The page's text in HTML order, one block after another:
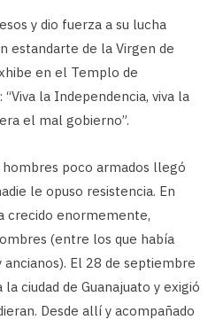
y dio fuerza a su lucha
estandarte de la Virgen de
en el Templo de
la Independencia, viva la
el mal gobierno”.
poco armados llegó
le opuso resistencia. En
crecido enormemente,
(entre los que había
ancianos). El 28 de septiembre
ciudad de Guanajuato y exigió
Desde allí y acompañado